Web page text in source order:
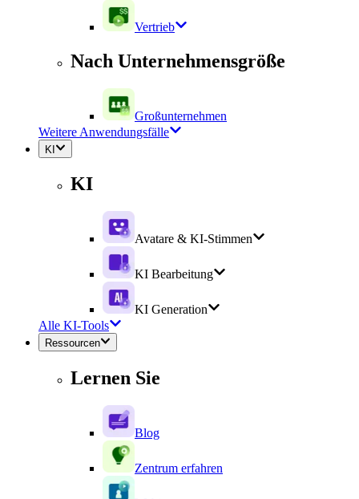
Vertrieb
Nach Unternehmensgröße
Großunternehmen
Weitere Anwendungsfälle
KI
KI
Avatare & KI-Stimmen
KI Bearbeitung
KI Generation
Alle KI-Tools
Ressourcen
Lernen Sie
Blog
Zentrum erfahren